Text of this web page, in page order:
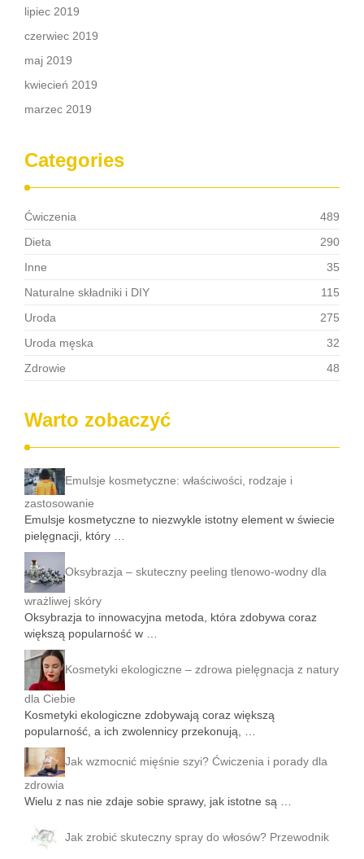
lipiec 2019
czerwiec 2019
maj 2019
kwiecień 2019
marzec 2019
Categories
Ćwiczenia
489
Dieta
290
Inne
35
Naturalne składniki i DIY
115
Uroda
275
Uroda męska
32
Zdrowie
48
Warto zobaczyć
Emulsje kosmetyczne: właściwości, rodzaje i
zastosowanie
Emulsje kosmetyczne to niezwykle istotny element w świecie
pielęgnacji, który …
Oksybrazja – skuteczny peeling tlenowo-wodny dla
wrażliwej skóry
Oksybrazja to innowacyjna metoda, która zdobywa coraz
większą popularność w …
Kosmetyki ekologiczne – zdrowa pielęgnacja z natury
dla Ciebie
Kosmetyki ekologiczne zdobywają coraz większą
popularność, a ich zwolennicy przekonują, …
Jak wzmocnić mięśnie szyi? Ćwiczenia i porady dla
zdrowia
Wielu z nas nie zdaje sobie sprawy, jak istotne są …
Jak zrobić skuteczny spray do włosów? Przewodnik